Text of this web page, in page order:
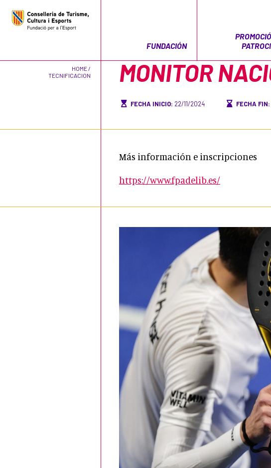
FUNDACIÓN
HOME /
TECNIFICACION
MONITOR
FECHA INICIO: 22/11/2024 FECHA FIN:
Más información e inscripciones
https://www.fpadelib.es/